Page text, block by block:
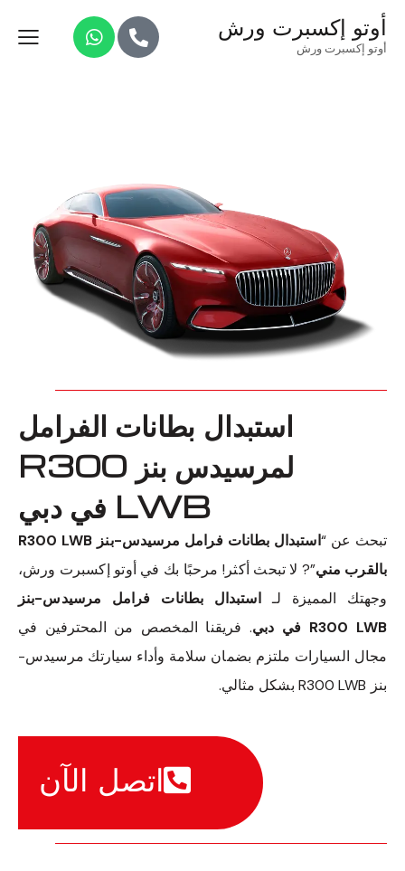
أوتو إكسبرت ورش
أوتو إكسبرت ورش
استبدال بطانات الفرامل
لمرسيدس بنز R300
LWB في دبي
تبحث عن “
استبدال بطانات فرامل مرسيدس-بنز R300 LWB
بالقرب مني”? لا تبحث أكثر! مرحبًا بك في أوتو إكسبرت ورش،
وجهتك المميزة لـاستبدال بطانات فرامل مرسيدس-بنز
R300 LWB في دبي
. فريقنا المخصص من المحترفين في
مجال السيارات ملتزم بضمان سلامة وأداء سيارتك مرسيدس-
بنز R300 LWB بشكل مثالي.
اتصل الآن